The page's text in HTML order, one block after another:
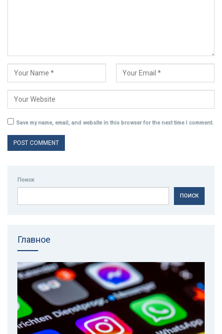
Save my name, email, and website in this browser for the next time I comment.
Поиск
ПОИСК
Главное